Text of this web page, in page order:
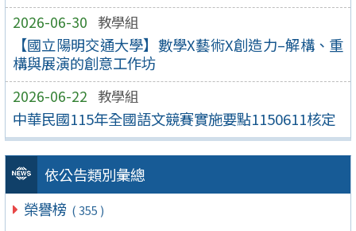
2026-06-30 教學組
【國立陽明交通大學】數學X藝術X創造力–解構、重
構與展演的創意工作坊
2026-06-22 教學組
中華民國115年全國語文競賽實施要點1150611核定
依公告類別彙總
榮譽榜 ( 355 )